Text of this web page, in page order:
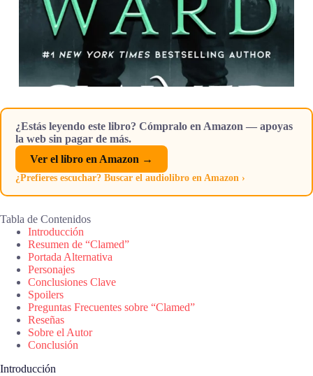
¿Estás leyendo este libro? Cómpralo en Amazon — apoyas
la web sin pagar de más.
Ver el libro en Amazon →
¿Prefieres escuchar? Buscar el audiolibro en Amazon ›
Tabla de Contenidos
Introducción
Resumen de “Clamed”
Portada Alternativa
Personajes
Conclusiones Clave
Spoilers
Preguntas Frecuentes sobre “Clamed”
Reseñas
Sobre el Autor
Conclusión
Introducción